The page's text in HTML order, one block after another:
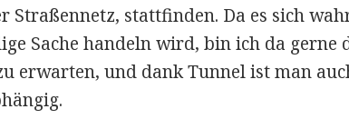
Straßennetz, stattfinden. Da es sich
Sache handeln wird, bin ich da gerne
erwarten, und dank Tunnel ist man